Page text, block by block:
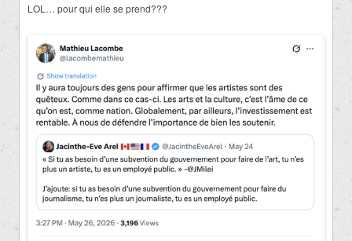
LOL… pour qui elle se prend???